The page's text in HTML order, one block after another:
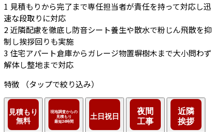
1 見積もりから完了まで専任担当者が責任を持って対応し迅
速な段取りに対応
2近隣配慮を徹底し防音シート養生や散水で粉じん飛散を抑
制し挨拶回りも実施
3 住宅アパート倉庫からガレージ物置塀樹木まで大小問わず
解体し整地まで対応
特徴
（タップで絞り込み）